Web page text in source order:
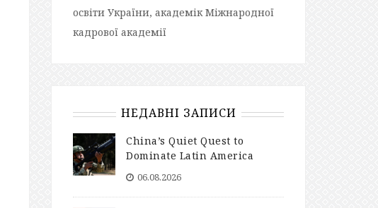
освіти України, академік Міжнародної
кадрової академії
НЕДАВНІ ЗАПИСИ
China’s Quiet Quest to
Dominate Latin America
06.08.2026